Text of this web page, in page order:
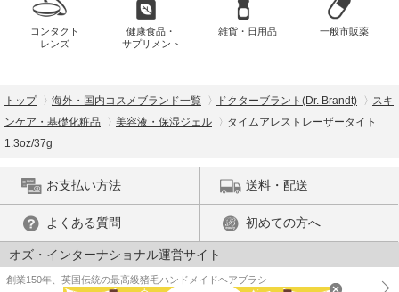
コンタクト
レンズ
健康食品・
サプリメント
雑貨・日用品 一般市販薬
トップ 海外・国内コスメブランド一覧 ドクターブラント(Dr. Brandt)
スキ
ンケア・基礎化粧品
美容液・保湿ジェル
タイムアレストレーザータイト
1.3oz/37g
お支払い方法 送料・配送
よくある質問 初めての方へ
オズ・インターナショナル運営サイト
創業150年、英国伝統の最高級猪毛ハンドメイドヘアブラシ